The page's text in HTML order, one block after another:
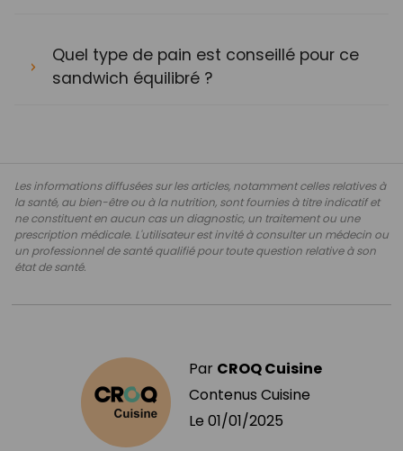
Quel type de pain est conseillé pour ce
sandwich équilibré ?
Les informations diffusées sur les articles, notamment celles relatives à
la santé, au bien-être ou à la nutrition, sont fournies à titre indicatif et
ne constituent en aucun cas un diagnostic, un traitement ou une
prescription médicale. L'utilisateur est invité à consulter un médecin ou
un professionnel de santé qualifié pour toute question relative à son
état de santé.
Par CROQ Cuisine
Contenus Cuisine
Le 01/01/2025